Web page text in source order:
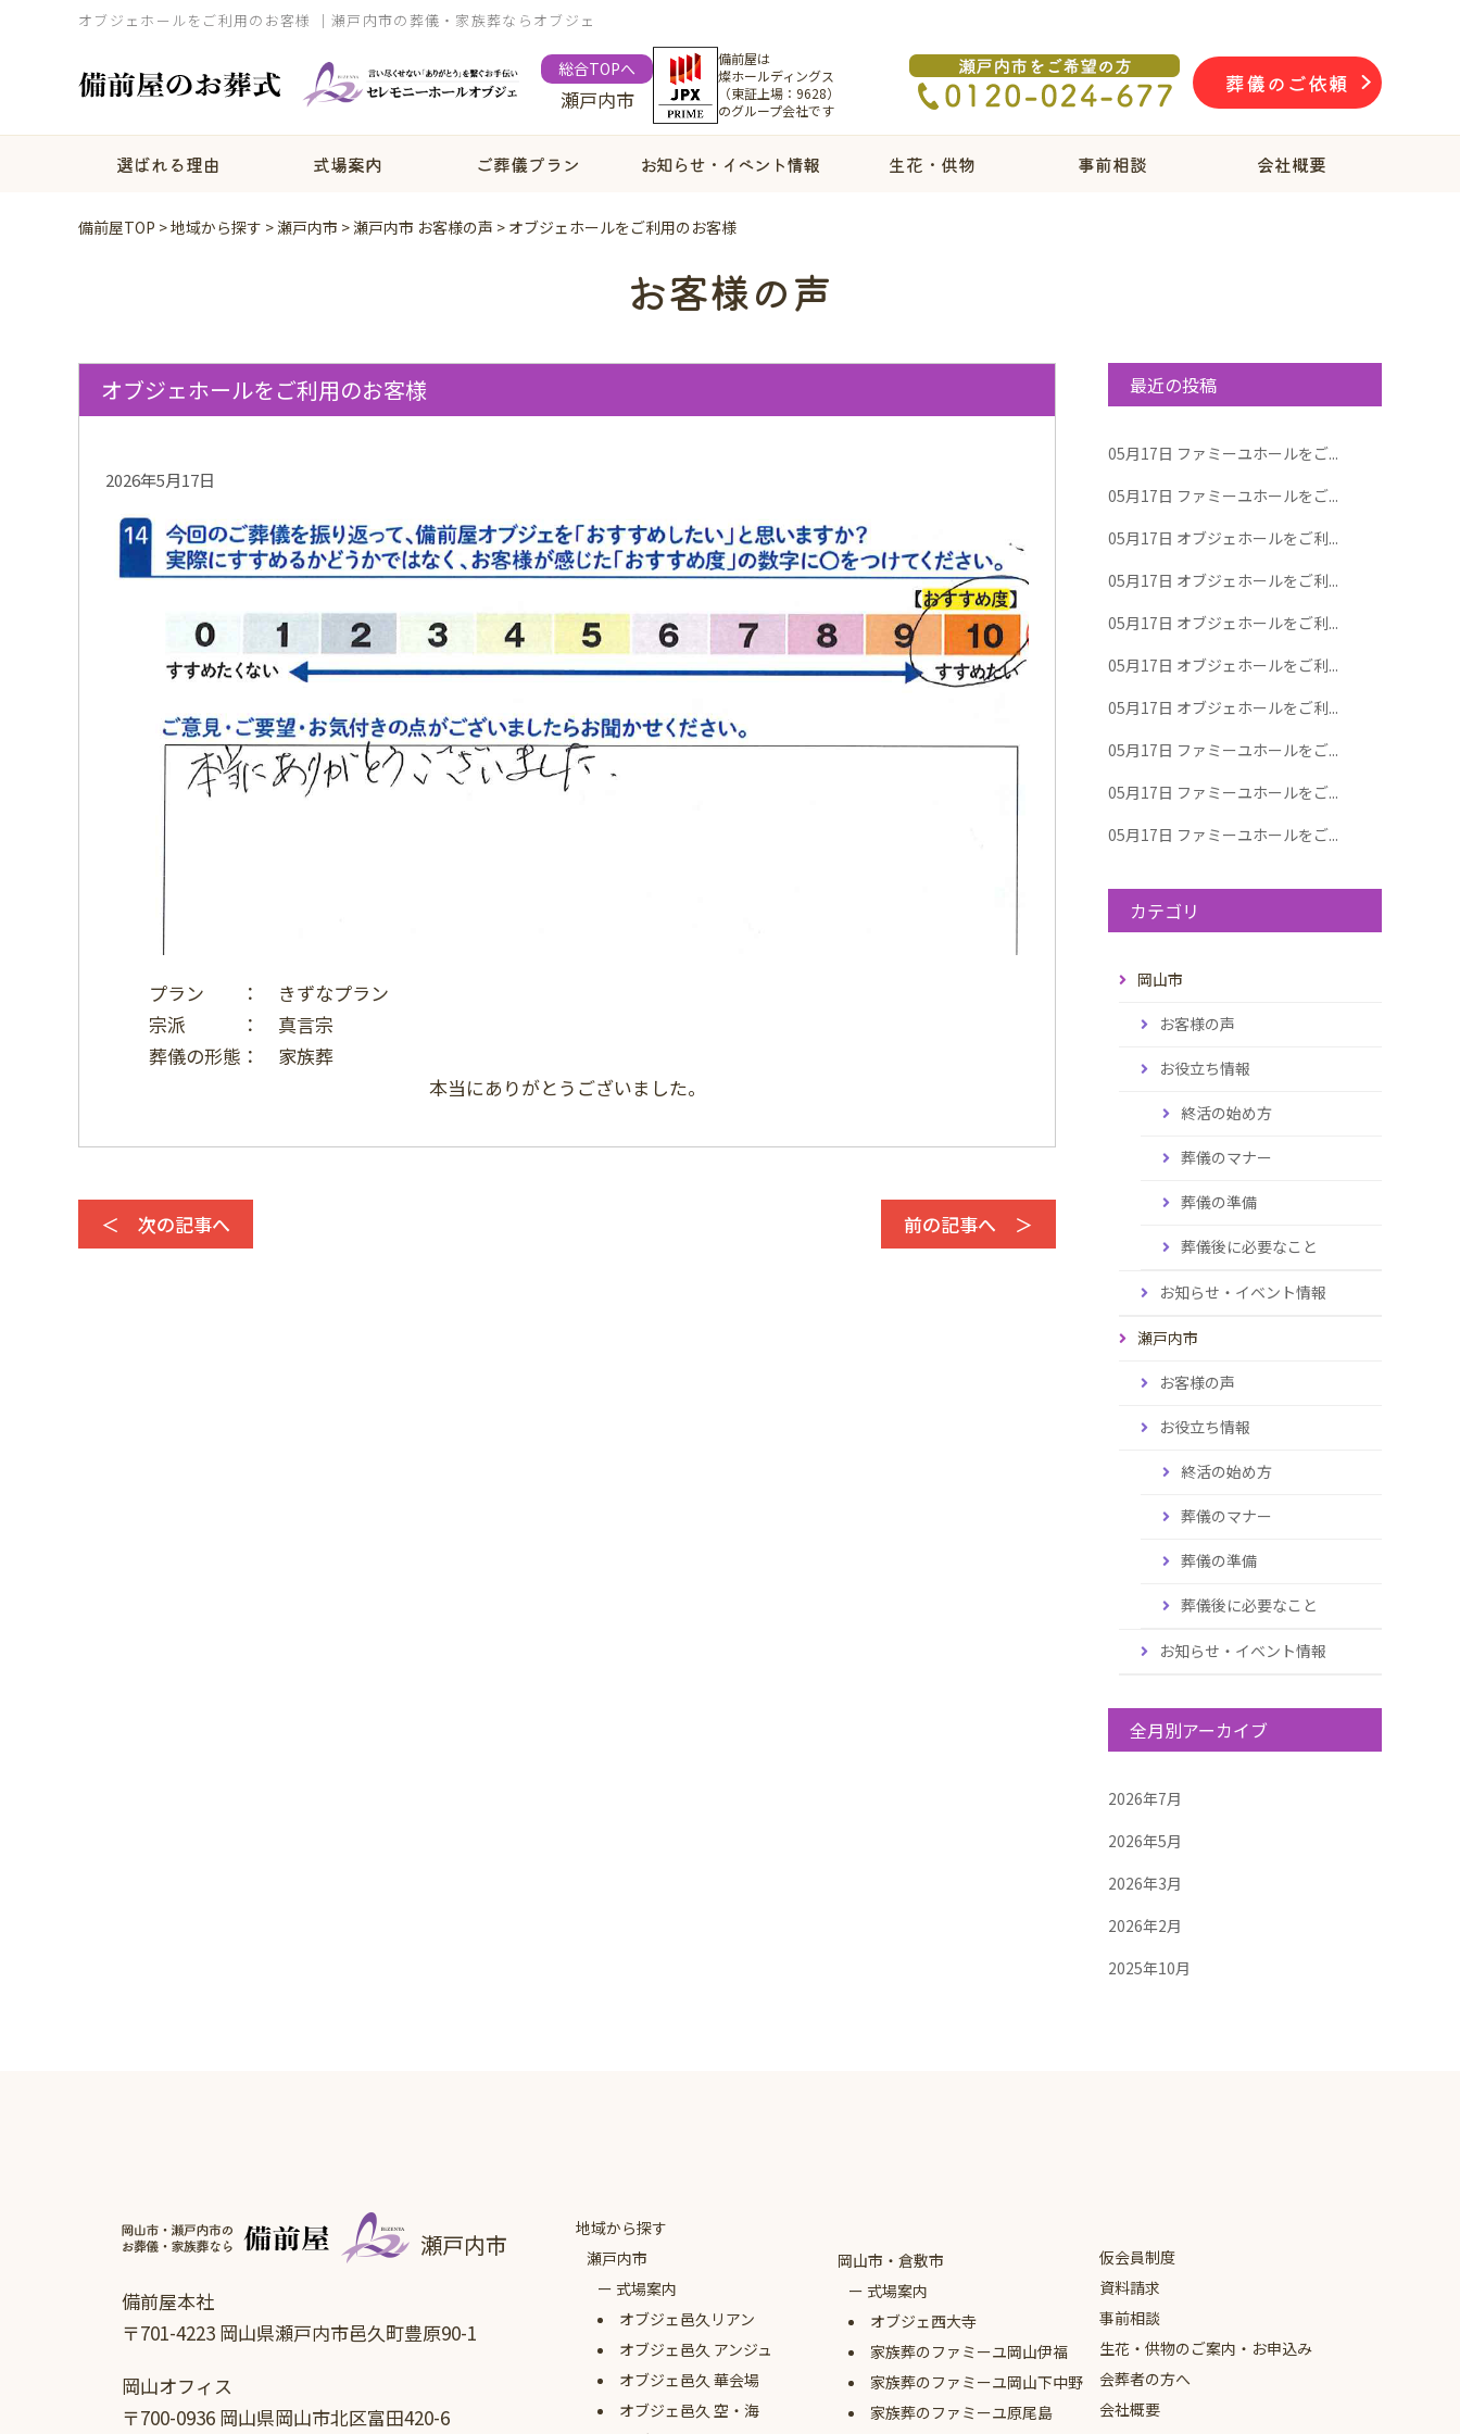
オブジェホールをご利用のお客様 ｜瀬戸内市の葬儀・家族葬ならオブジェ
総合TOPへ
瀬戸内市
備前屋は
燦ホールディングス
（東証上場：9628）
のグループ会社です
葬儀のご依頼
選ばれる理由 式場案内 ご葬儀プラン お知らせ・イベント情報 生花・供物 事前相談 会社概要
備前屋TOP >地域から探す >瀬戸内市 >瀬戸内市 お客様の声 > オブジェホールをご利用のお客様
お客様の声
オブジェホールをご利用のお客様
2026年5月17日
プラン ： きずなプラン
宗派 ： 真言宗
葬儀の形態： 家族葬
本当にありがとうございました。
＜ 次の記事へ 前の記事へ ＞
最近の投稿
05月17日 ファミーユホールをご...
05月17日 ファミーユホールをご...
05月17日 オブジェホールをご利...
05月17日 オブジェホールをご利...
05月17日 オブジェホールをご利...
05月17日 オブジェホールをご利...
05月17日 オブジェホールをご利...
05月17日 ファミーユホールをご...
05月17日 ファミーユホールをご...
05月17日 ファミーユホールをご...
カテゴリ
岡山市
お客様の声
お役立ち情報
終活の始め方
葬儀のマナー
葬儀の準備
葬儀後に必要なこと
お知らせ・イベント情報
瀬戸内市
お客様の声
お役立ち情報
終活の始め方
葬儀のマナー
葬儀の準備
葬儀後に必要なこと
お知らせ・イベント情報
全月別アーカイブ
2026年7月
2026年5月
2026年3月
2026年2月
2025年10月
2024年9月
2024年8月
2024年5月
2024年4月
瀬戸内市
備前屋本社
〒701-4223 岡山県瀬戸内市邑久町豊原90-1
岡山オフィス
〒700-0936 岡山県岡山市北区富田420-6
地域から探す
瀬戸内市
式場案内
オブジェ 邑久リアン
オブジェ 邑久 アンジュ
オブジェ 邑久 華会場
オブジェ 邑久 空・海
岡山市・倉敷市
式場案内
オブジェ西大寺
家族葬のファミーユ岡山伊福
家族葬のファミーユ岡山下中野
家族葬のファミーユ原尾島
仮会員制度
資料請求
事前相談
生花・供物のご案内・お申込み
会葬者の方へ
会社概要